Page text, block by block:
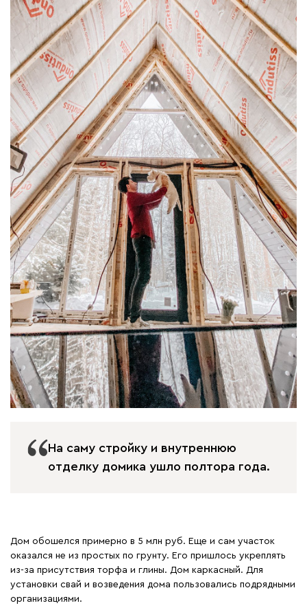
На саму стройку и внутреннюю
отделку домика ушло полтора года.
Дом обошелся примерно в 5 млн руб. Еще и сам участок
оказался не из простых по грунту. Его пришлось укреплять
из-за присутствия торфа и глины. Дом каркасный. Для
установки свай и возведения дома пользовались подрядными
организациями.